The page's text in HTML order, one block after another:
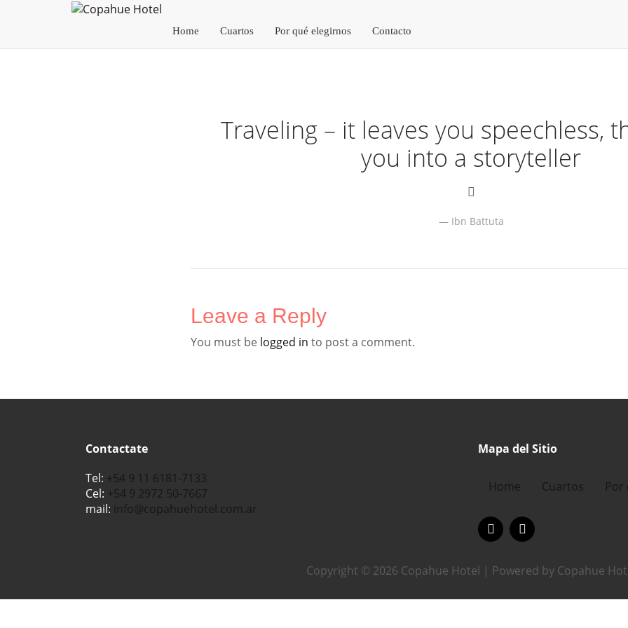
Home Cuartos Por qué elegirnos Contacto
Traveling – it leaves you speechless,
you into a storyteller
Ibn Battuta
Leave a Reply
You must be logged in to post a comment.
Contactate
Tel: +54 9 11 6181-7133
Cel: +54 9 2972 50-7667
mail: info@copahuehotel.com.ar
Mapa del Sitio
Home Cuartos Por
Copyright © 2026 Copahue Hotel | Powered by Copahue